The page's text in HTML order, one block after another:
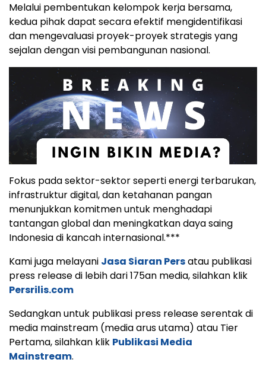
Melalui pembentukan kelompok kerja bersama,
kedua pihak dapat secara efektif mengidentifikasi
dan mengevaluasi proyek-proyek strategis yang
sejalan dengan visi pembangunan nasional.
Fokus pada sektor-sektor seperti energi terbarukan,
infrastruktur digital, dan ketahanan pangan
menunjukkan komitmen untuk menghadapi
tantangan global dan meningkatkan daya saing
Indonesia di kancah internasional.***
Kami juga melayani Jasa Siaran Persatau publikasi
press release di lebih dari 175an media, silahkan klik
Persrilis.com
Sedangkan untuk publikasi press release serentak di
media mainstream (media arus utama) atau Tier
Pertama, silahkan klik Publikasi Media
Mainstream.